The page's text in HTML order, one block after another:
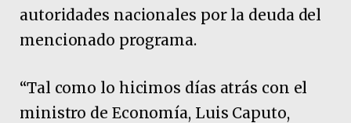
autoridades nacionales por la deuda del
mencionado programa.
“Tal como lo hicimos días atrás con el
ministro de Economía, Luis Caputo,